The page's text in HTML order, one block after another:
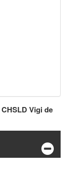
CHSLD Vigi de